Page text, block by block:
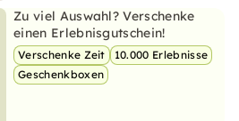
Zu viel Auswahl? Verschenke
einen Erlebnisgutschein!
Verschenke Zeit
10.000 Erlebnisse
Geschenkboxen